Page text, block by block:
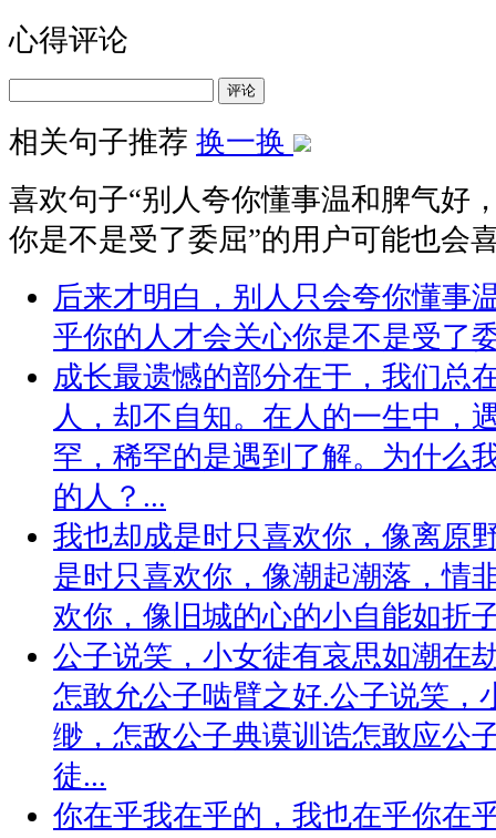
心得评论
评论
相关句子推荐 换一换
喜欢句子“别人夸你懂事温和脾气好
你是不是受了委屈”的用户可能也会
后来才明白，别人只会夸你懂事
乎你的人才会关心你是不是受了
成长最遗憾的部分在于，我们总
人，却不自知。在人的一生中，
罕，稀罕的是遇到了解。为什么
的人？...
我也却成是时只喜欢你，像离原
是时只喜欢你，像潮起潮落，情
欢你，像旧城的心的小自能如折
公子说笑，小女徒有哀思如潮在
怎敢允公子啮臂之好.公子说笑，
缈，怎敌公子典谟训诰怎敢应公
徒...
你在乎我在乎的，我也在乎你在